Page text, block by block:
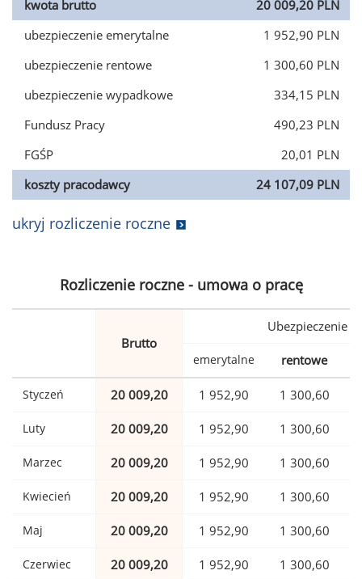
kwota brutto
20 009,20 PLN
ubezpieczenie emerytalne
1 952,90 PLN
ubezpieczenie rentowe
1 300,60 PLN
ubezpieczenie wypadkowe
334,15 PLN
Fundusz Pracy
490,23 PLN
FGŚP
20,01 PLN
koszty pracodawcy
24 107,09 PLN
ukryj rozliczenie roczne
Rozliczenie roczne - umowa o pracę
Brutto
Ubezpieczenie
emerytalne rentowe
Styczeń 20 009,20 1 952,90 1 300,60
Luty 20 009,20 1 952,90 1 300,60
Marzec 20 009,20 1 952,90 1 300,60
Kwiecień 20 009,20 1 952,90 1 300,60
Maj 20 009,20 1 952,90 1 300,60
Czerwiec 20 009,20 1 952,90 1 300,60